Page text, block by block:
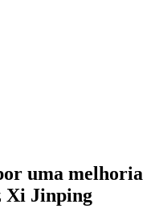
uma melhoria
Xi Jinping